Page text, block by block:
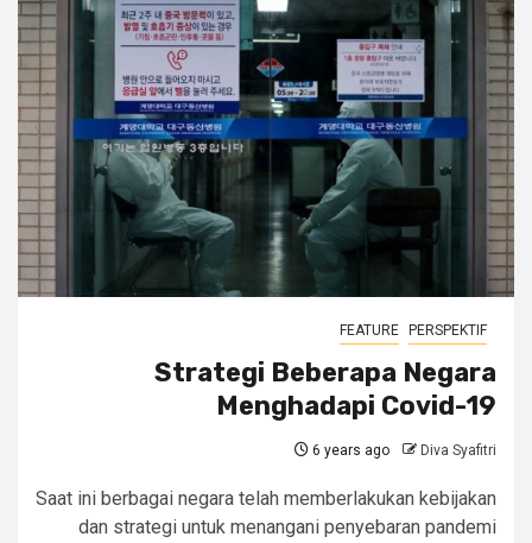
FEATURE PERSPEKTIF
Strategi Beberapa Negara
Menghadapi Covid-19
6 years ago Diva Syafitri
Saat ini berbagai negara telah memberlakukan kebijakan
dan strategi untuk menangani penyebaran pandemi